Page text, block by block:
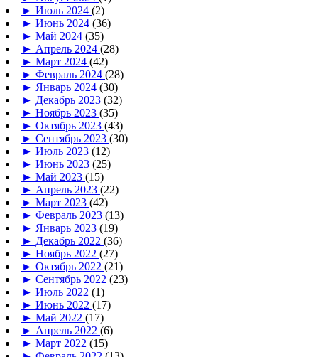
► Июль 2024 (2)
► Июнь 2024 (36)
► Май 2024 (35)
► Апрель 2024 (28)
► Март 2024 (42)
► Февраль 2024 (28)
► Январь 2024 (30)
► Декабрь 2023 (32)
► Ноябрь 2023 (35)
► Октябрь 2023 (43)
► Сентябрь 2023 (30)
► Июль 2023 (12)
► Июнь 2023 (25)
► Май 2023 (15)
► Апрель 2023 (22)
► Март 2023 (42)
► Февраль 2023 (13)
► Январь 2023 (19)
► Декабрь 2022 (36)
► Ноябрь 2022 (27)
► Октябрь 2022 (21)
► Сентябрь 2022 (23)
► Июль 2022 (1)
► Июнь 2022 (17)
► Май 2022 (17)
► Апрель 2022 (6)
► Март 2022 (15)